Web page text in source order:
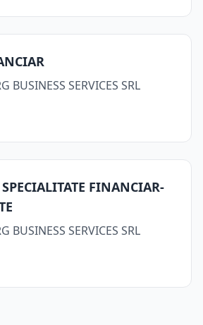
BUSINESS SERVICES SRL
SPECIALITATE FINANCIAR-
BUSINESS SERVICES SRL